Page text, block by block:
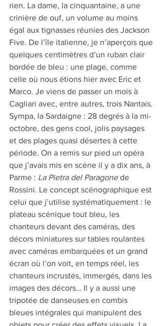
rien. La dame, la cinquantaine, a une
crinière de ouf, un volume au moins
égal aux tignasses réunies des Jackson
Five. De l’île italienne, je n’aperçois que
quelques centimètres d’un ruban clair
bordée de bleu : une plage, comme
celle où nous étions hier avec Eric et
Marco. Je viens de passer un mois à
Cagliari avec, entre autres, trois Nantais.
Sympa, la Sardaigne : 28 degrés à la mi-
octobre, des gens cool, jolis paysages
et des plages quasi désertes à cette
période. On a remis sur pied un opéra
que j’avais mis en scène il y a dix ans, à
Parme : La Pietra del Paragone de
Rossini. Le concept scénographique est
celui que j’utilise systématiquement : le
plateau scénique tout bleu, les
chanteurs devant des caméras, des
décors miniatures sur tables roulantes
avec caméras embarquées et un grand
écran où l’on voit, en temps réel, les
chanteurs incrustés, immergés, dans les
images des décors… Il y a aussi une
tripotée de danseuses en combis
bleues intégrales qui manipulent des